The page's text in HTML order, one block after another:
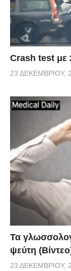
Crash test με
23 ΔΕΚΕΜΒΡΊΟΥ,
Τα
ψεύτη
23 ΔΕΚΕΜΒΡΊΟΥ,